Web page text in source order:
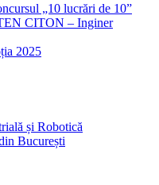
„10 lucrări de 10”
CITON – Inginer
2025
și Robotică
București